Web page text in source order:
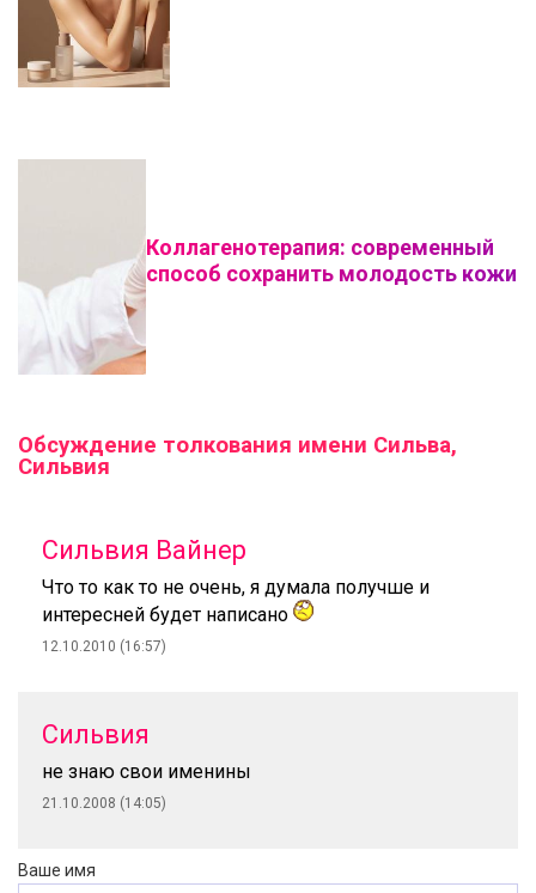
Коллагенотерапия: современный
способ сохранить молодость кожи
Обсуждение толкования имени Сильва,
Сильвия
Сильвия Вайнер
Что то как то не очень, я думала получше и
интересней будет написано
12.10.2010 (16:57)
Сильвия
не знаю свои именины
21.10.2008 (14:05)
Ваше имя